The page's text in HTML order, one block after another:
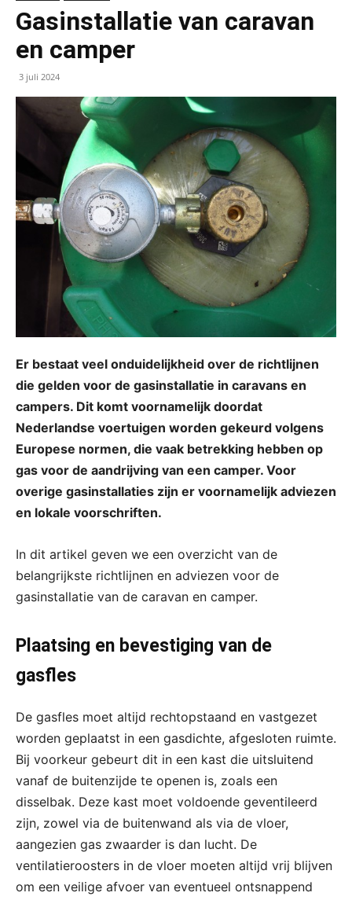
Gasinstallatie van caravan
en camper
3 juli 2024
Er bestaat veel onduidelijkheid over de richtlijnen
die gelden voor de gasinstallatie in caravans en
campers. Dit komt voornamelijk doordat
Nederlandse voertuigen worden gekeurd volgens
Europese normen, die vaak betrekking hebben op
gas voor de aandrijving van een camper. Voor
overige gasinstallaties zijn er voornamelijk adviezen
en lokale voorschriften.
In dit artikel geven we een overzicht van de
belangrijkste richtlijnen en adviezen voor de
gasinstallatie van de caravan en camper.
Plaatsing en bevestiging van de
gasfles
De gasfles moet altijd rechtopstaand en vastgezet
worden geplaatst in een gasdichte, afgesloten ruimte.
Bij voorkeur gebeurt dit in een kast die uitsluitend
vanaf de buitenzijde te openen is, zoals een
disselbak. Deze kast moet voldoende geventileerd
zijn, zowel via de buitenwand als via de vloer,
aangezien gas zwaarder is dan lucht. De
ventilatieroosters in de vloer moeten altijd vrij blijven
om een veilige afvoer van eventueel ontsnappend